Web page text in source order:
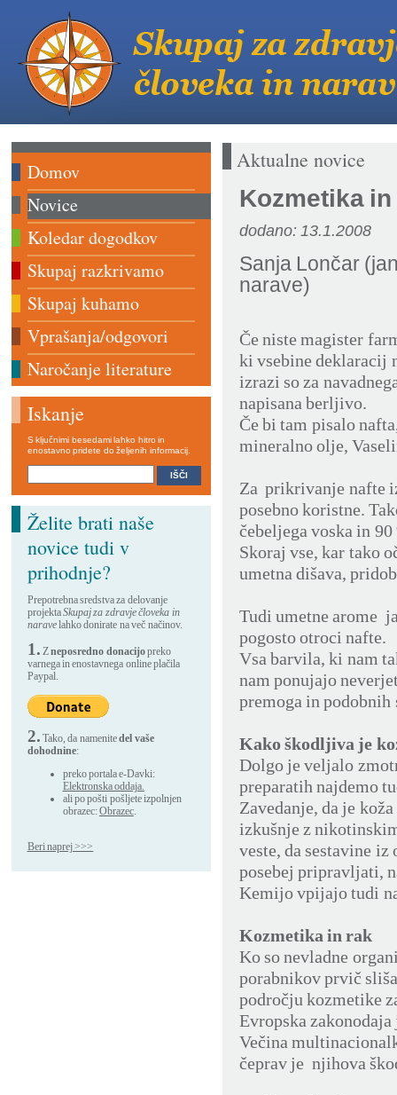
Aktualne novice
Kozmetika
dodano: 13.1.2008
Sanja Lončar
narave)
Če niste magister
ki vsebine deklaracij
izrazi so za
napisana berljivo.
Če bi tam pisalo
mineralno olje,
Za prikrivanje nafte
posebno koristne.
čebeljega voska in
Skoraj vse, kar tako
umetna dišava,
Tudi umetne arome
pogosto otroci nafte.
Vsa barvila, ki nam
nam ponujajo
premoga in podobnih
Kako škodljiva je
Dolgo je veljalo
preparatih najdemo
Zavedanje, da je
izkušnje z
veste, da sestavine
posebej pripravljati,
Kemijo vpijajo tudi
Kozmetika in rak
Ko so nevladne
porabnikov prvič
področju kozmetike
Evropska
Večina
čeprav je njihova
Domov
Novice
Koledar dogodkov
Skupaj razkrivamo
Skupaj kuhamo
Vprašanja/odgovori
Naročanje literature
Iskanje
S ključnimi besedami lahko hitro in
enostavno pridete do željenih informacij.
Želite brati naše
novice tudi v
prihodnje?
Prepotrebna sredstva za delovanje
projektaSkupaj za zdravje človeka in
naravelahko donirate na več načinov.
1. Zneposredno donacijopreko
varnega in enostavnega online plačila
Paypal.
2. Tako, da namenitedel vaše
dohodnine:
preko portala e-Davki:
Elektronska oddaja.
ali po pošti pošljete izpolnjen
obrazec:Obrazec.
Beri naprej >>>